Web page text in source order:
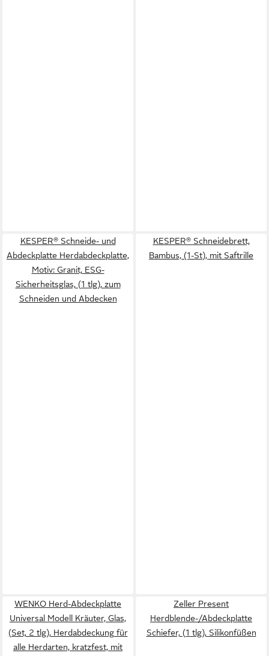
KESPER® Schneide- und
Abdeckplatte Herdabdeckplatte,
Motiv: Granit, ESG-
Sicherheitsglas, (1 tlg), zum
Schneiden und Abdecken
KESPER® Schneidebrett,
Bambus, (1-St), mit Saftrille
WENKO Herd-Abdeckplatte
Universal Modell Kräuter, Glas,
(Set, 2 tlg), Herdabdeckung für
alle Herdarten, kratzfest, mit
Zeller Present
Herdblende-/Abdeckplatte
Schiefer, (1 tlg), Silikonfüßen